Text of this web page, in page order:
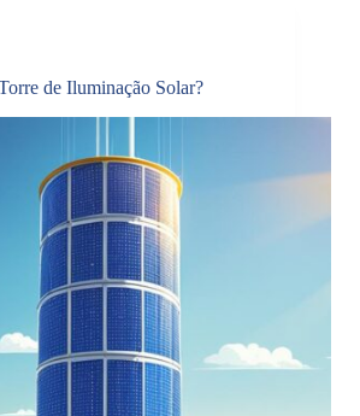
de Iluminação Solar?